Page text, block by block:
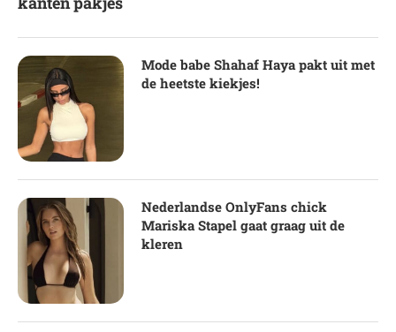
Mode babe Shahaf Haya pakt uit met
de heetste kiekjes!
Nederlandse OnlyFans chick
Mariska Stapel gaat graag uit de
kleren